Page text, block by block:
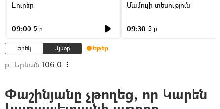
Լուրեր
09:00 5 ր
Մամուլի տեսություն
09:30 5 ր
Երեկ Այսօր Եթեր
ք. Երևան 106.0
Փաշինյանը չթողեց, որ Կարեն